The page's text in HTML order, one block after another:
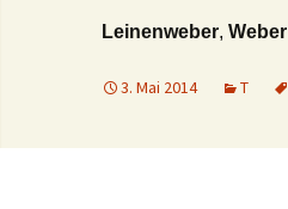
Leinenweber, Weber
3. Mai 2014 T